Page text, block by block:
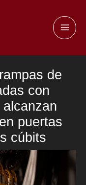
de
con
puertas
cúbits